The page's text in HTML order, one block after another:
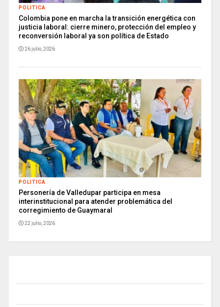
POLITICA
Colombia pone en marcha la transición energética con
justicia laboral: cierre minero, protección del empleo y
reconversión laboral ya son política de Estado
26 julio, 2026
POLITICA
Personería de Valledupar participa en mesa
interinstitucional para atender problemática del
corregimiento de Guaymaral
22 julio, 2026